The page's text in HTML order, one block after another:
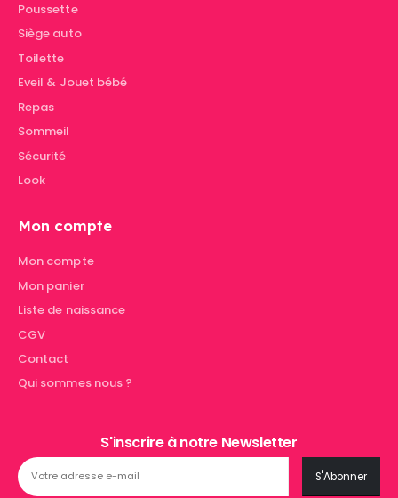
Poussette
Siège auto
Toilette
Eveil & Jouet bébé
Repas
Sommeil
Sécurité
Look
Mon compte
Mon compte
Mon panier
Liste de naissance
CGV
Contact
Qui sommes nous ?
S'inscrire à notre Newsletter